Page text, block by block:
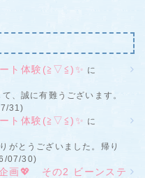
ト体験(≧▽≦)✨ に
、誠に有難うございます。
31)
ト体験(≧▽≦)✨ に
がとうございました。帰り
07/30)
画💖 その2 ビーンステ